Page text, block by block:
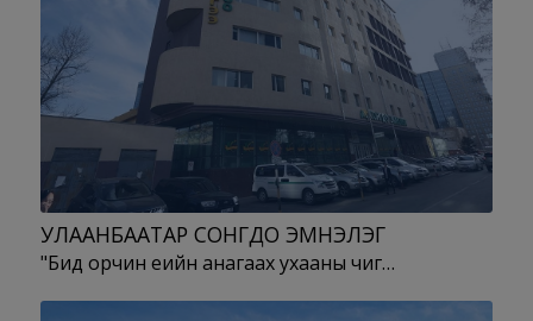
УЛААНБААТАР СОНГДО ЭМНЭЛЭГ
"Бид орчин үеийн анагаах ухааны чиг…